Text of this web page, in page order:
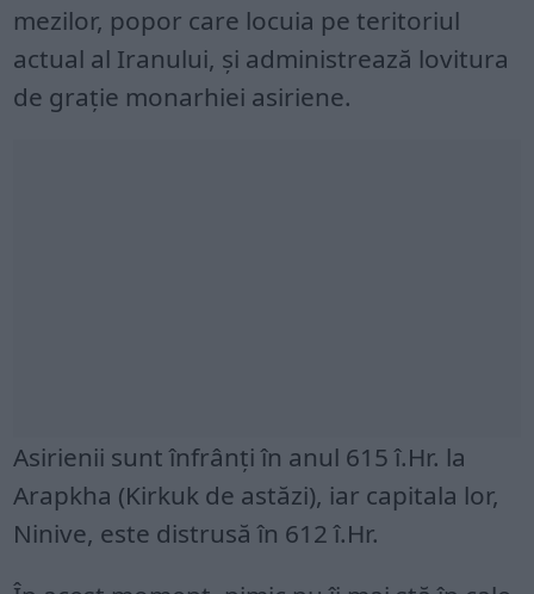
mezilor, popor care locuia pe teritoriul
actual al Iranului, și administrează lovitura
de grație monarhiei asiriene.
Asirienii sunt înfrânți în anul 615 î.Hr. la
Arapkha (Kirkuk de astăzi), iar capitala lor,
Ninive, este distrusă în 612 î.Hr.